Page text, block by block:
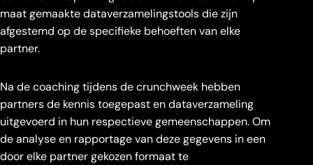
maat gemaakte dataverzamelingstools die zijn
afgestemd op de specifieke behoeften van elke
partner.
Na de coaching tijdens de crunchweek hebben
partners de kennis toegepast en dataverzameling
uitgevoerd in hun respectieve gemeenschappen. Om
de analyse en rapportage van deze gegevens in een
door elke partner gekozen formaat te